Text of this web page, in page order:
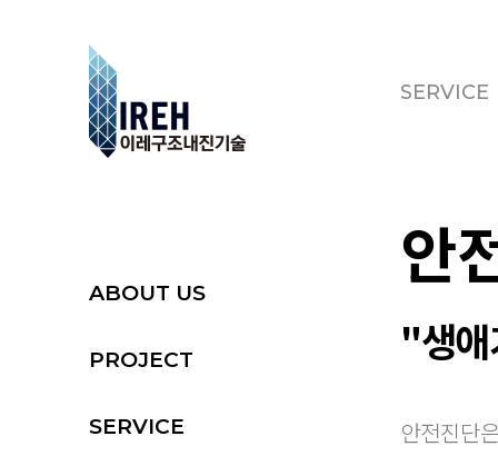
ABOUT US
PROJECT
SERVICE
SERVICE
안
"생애
안전진단